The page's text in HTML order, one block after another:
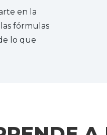
en la
fórmulas
lo que